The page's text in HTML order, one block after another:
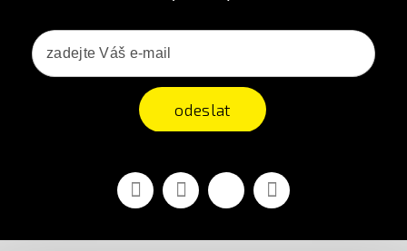
odeslat
FacebookYouTubeVimeo Instagram